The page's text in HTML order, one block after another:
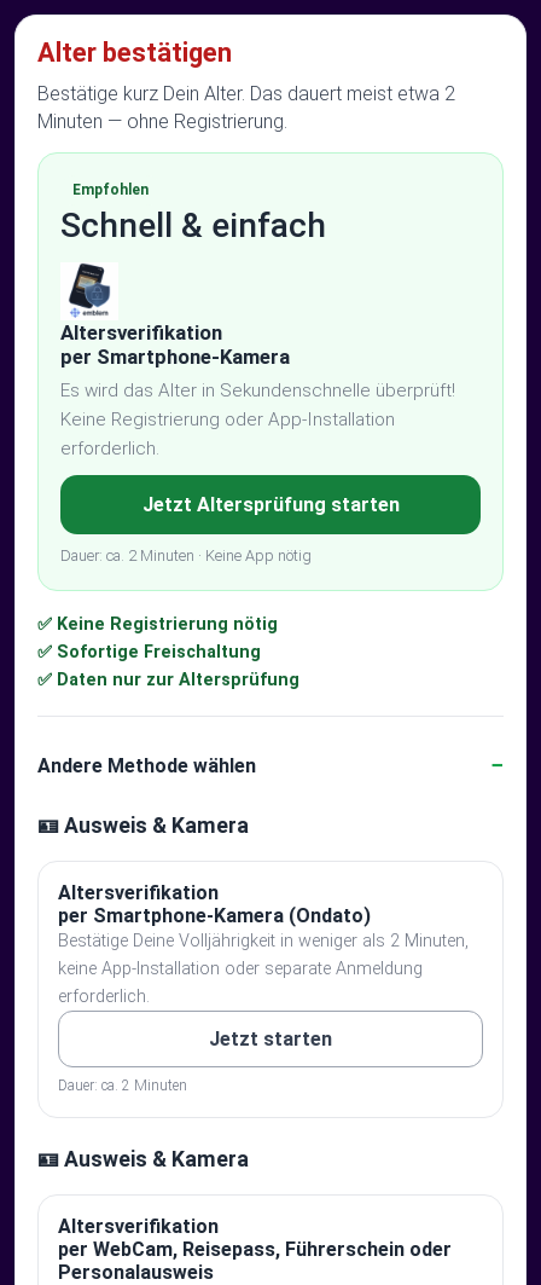
Alter bestätigen
Bestätige kurz Dein Alter. Das dauert meist etwa 2
Minuten — ohne Registrierung.
Schnell & einfach
Empfohlen
Altersverifikation
per Smartphone-Kamera
Es wird das Alter in Sekundenschnelle überprüft!
Keine Registrierung oder App-Installation
erforderlich.
Jetzt Altersprüfung starten
Dauer: ca. 2 Minuten · Keine App nötig
✅ Keine Registrierung nötig
✅ Sofortige Freischaltung
✅ Daten nur zur Altersprüfung
Andere Methode wählen
🪪 Ausweis & Kamera
Altersverifikation
per Smartphone-Kamera (Ondato)
Bestätige Deine Volljährigkeit in weniger als 2 Minuten,
keine App-Installation oder separate Anmeldung
erforderlich.
Jetzt starten
Dauer: ca. 2 Minuten
🪪 Ausweis & Kamera
Altersverifikation
per WebCam, Reisepass, Führerschein oder
Personalausweis